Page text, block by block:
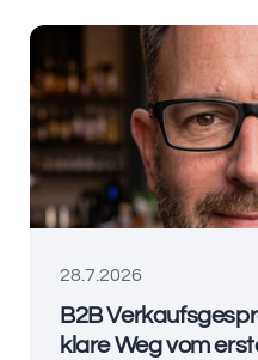
28.7.2026
B2B
klare Weg vom